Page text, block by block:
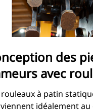
des
avec
statiques
rouleaux à patin
idéalement